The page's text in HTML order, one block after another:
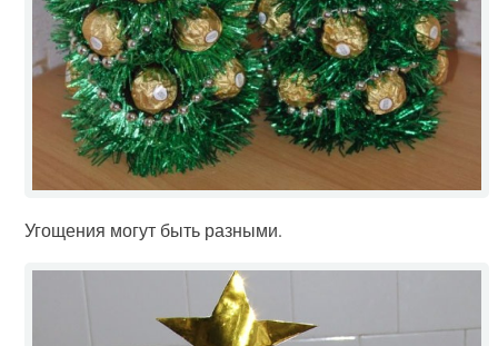
Угощения могут быть разными.